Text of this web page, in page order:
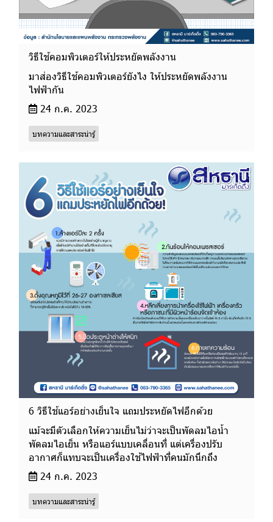
วิธีใช้คอมพิวเตอร์ให้ประหยัดพลังงาน
มาส่องวิธีใช้คอมพิวเตอร์ยังไง ให้ประหยัดพลังงาน
ไฟฟ้ากัน
24 ก.ค. 2023
บทความและสาระน่ารู้
6 วิธีใช้แอร์อย่างเย็นใจ แถมประหยัดไฟอีกด้วย
แม้จะมีตัวเลือกให้ความเย็นไม่ว่าจะเป็นพัดลมไอน้ำ
พัดลมไอเย็น หรือแอร์แบบเคลื่อนที่ แต่เครื่องปรับ
อากาศก็แทบจะเป็นเครื่องใช้ไฟฟ้าที่คนมักนึกถึง
24 ก.ค. 2023
บทความและสาระน่ารู้